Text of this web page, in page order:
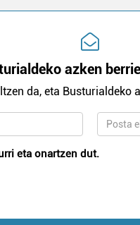
azken
da, eta Busturialdeko
eta onartzen dut.